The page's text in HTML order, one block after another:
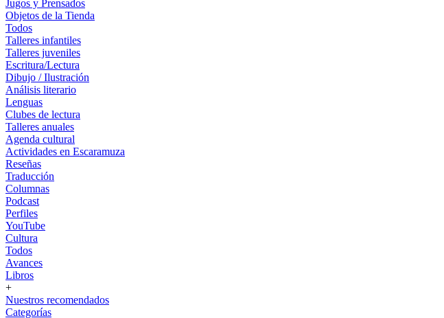
Jugos y Prensados
Objetos de la Tienda
Todos
Talleres infantiles
Talleres juveniles
Escritura/Lectura
Dibujo / Ilustración
Análisis literario
Lenguas
Clubes de lectura
Talleres anuales
Agenda cultural
Actividades en Escaramuza
Reseñas
Traducción
Columnas
Podcast
Perfiles
YouTube
Cultura
Todos
Avances
Libros
+
Nuestros recomendados
Categorías